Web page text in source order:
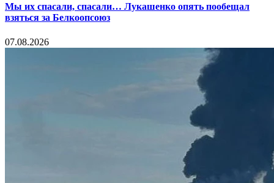
Мы их спасали, спасали… Лукашенко опять пообещал
взяться за Белкоопсоюз
07.08.2026